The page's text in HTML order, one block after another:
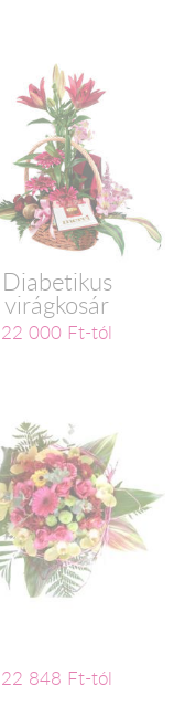
Diabetikus
virágkosár
22 000 Ft-tól
22 848 Ft-tól